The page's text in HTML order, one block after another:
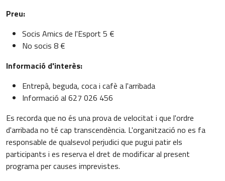
Preu:
Socis Amics de l'Esport 5 €
No socis 8 €
Informació d'interès:
Entrepà, beguda, coca i cafè a l'arribada
Informació al 627 026 456
Es recorda que no és una prova de velocitat i que l'ordre
d'arribada no té cap transcendència. L'organització no es fa
responsable de qualsevol perjudici que pugui patir els
participants i es reserva el dret de modificar al present
programa per causes imprevistes.